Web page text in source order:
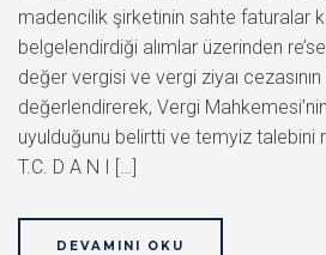
madencilik şirketinin sahte faturalar
belgelendirdiği alımlar üzerinden
değer vergisi ve vergi ziyaı cezasının
değerlendirerek, Vergi
uyulduğunu belirtti ve temyiz talebini
T.C. D A N I […]
DEVAMINI OKU